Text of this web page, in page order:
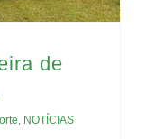
de
, NOTÍCIAS